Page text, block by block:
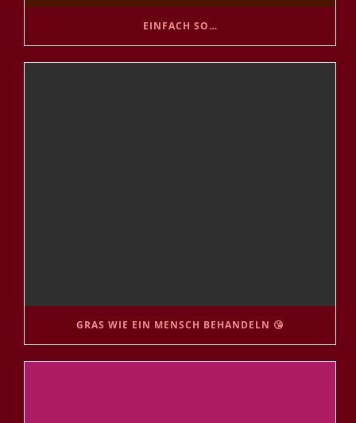
EINFACH SO…
GRAS WIE EIN MENSCH BEHANDELN 😘